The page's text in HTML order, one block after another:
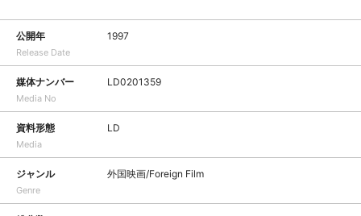
公開年
Release Date
1997
媒体ナンバー
Media No
LD0201359
資料形態
Media
LD
ジャンル
Genre
外国映画/Foreign Film